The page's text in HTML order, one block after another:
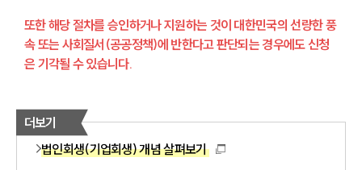
또한 해당 절차를 승인하거나 지원하는 것이 대한민국의 선량한 풍
속 또는 사회질서(공공정책)에 반한다고 판단되는 경우에도 신청
은 기각될 수 있습니다.
더보기
법인회생(기업회생) 개념 살펴보기